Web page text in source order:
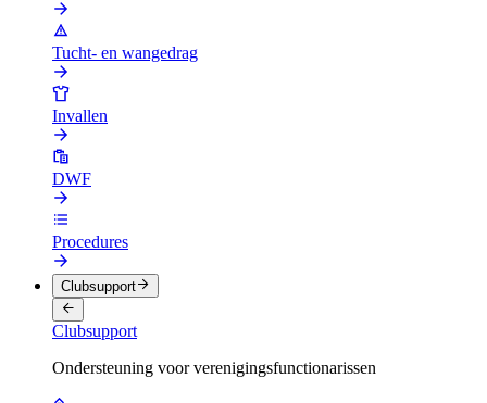
Tucht- en wangedrag
Invallen
DWF
Procedures
Clubsupport
Clubsupport
Ondersteuning voor verenigingsfunctionarissen